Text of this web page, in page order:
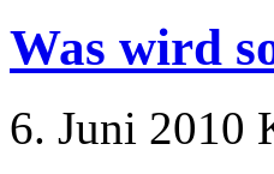
Was wird
6. Juni 2010